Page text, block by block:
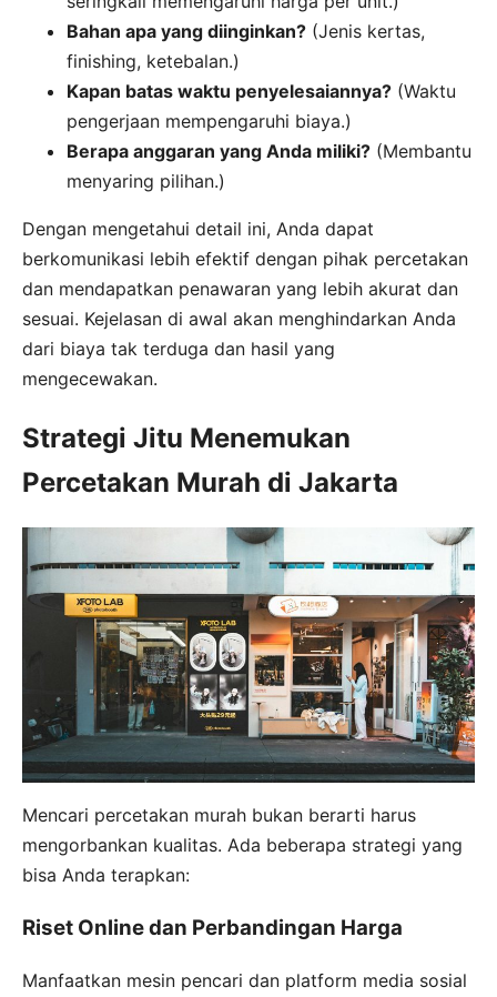
Bahan apa yang diinginkan? (Jenis kertas,
finishing, ketebalan.)
Kapan batas waktu penyelesaiannya? (Waktu
pengerjaan mempengaruhi biaya.)
Berapa anggaran yang Anda miliki? (Membantu
menyaring pilihan.)
Dengan mengetahui detail ini, Anda dapat
berkomunikasi lebih efektif dengan pihak percetakan
dan mendapatkan penawaran yang lebih akurat dan
sesuai. Kejelasan di awal akan menghindarkan Anda
dari biaya tak terduga dan hasil yang
mengecewakan.
Strategi Jitu Menemukan
Percetakan Murah di Jakarta
Mencari percetakan murah bukan berarti harus
mengorbankan kualitas. Ada beberapa strategi yang
bisa Anda terapkan:
Riset Online dan Perbandingan Harga
Manfaatkan mesin pencari dan platform media sosial